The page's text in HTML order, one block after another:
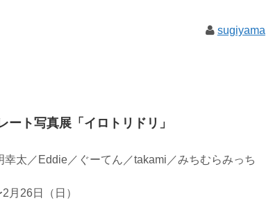
sugiyama
ート写真展「イロトリドリ」
太／Eddie／ぐーてん／takami／みちむらみっち
月26日（日）